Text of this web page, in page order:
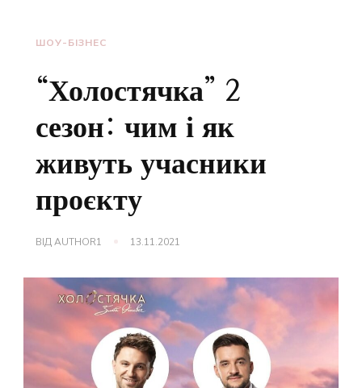
ШОУ-БІЗНЕС
“Холостячка” 2
сезон: чим і як
живуть учасники
проєкту
ВІДAUTHOR1 13.11.2021